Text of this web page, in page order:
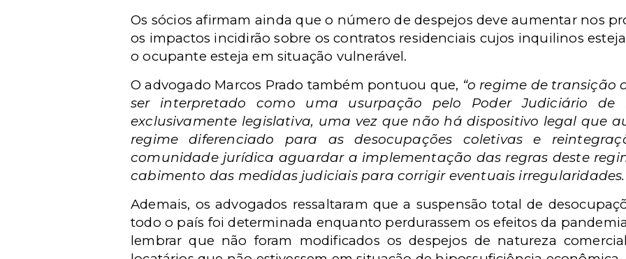
Os sócios afirmam ainda que o número de despejos deve aumentar nos
os impactos incidirão sobre os contratos residenciais cujos inquilinos
o ocupante esteja em situação vulnerável.
O advogado Marcos Prado também pontuou que, “o regime de transição
ser interpretado como uma usurpação pelo Poder Judiciário de
exclusivamente legislativa, uma vez que não há dispositivo legal que
regime diferenciado para as desocupações coletivas e
comunidade jurídica aguardar a implementação das regras deste
cabimento das medidas judiciais para corrigir eventuais
Ademais, os advogados ressaltaram que a suspensão total de
todo o país foi determinada enquanto perdurassem os efeitos da pandemia
lembrar que não foram modificados os despejos de natureza